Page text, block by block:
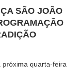
SÃO JOÃO
próxima quarta-feira